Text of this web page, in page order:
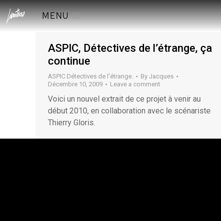
MENU
ASPIC, Détectives de l’étrange, ça
continue
ASPIC Détectives de l'étrange. By Jacques
Décembre 10, 2009
Leave a comment
Voici un nouvel extrait de ce projet à venir au
début 2010, en collaboration avec le scénariste
Thierry Gloris.